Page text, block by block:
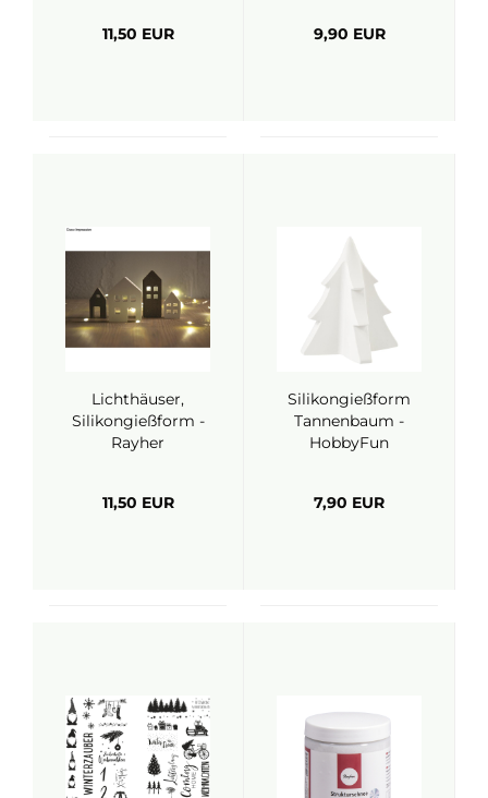
11,50 EUR 9,90 EUR
Lichthäuser,
Silikongießform -
Rayher
11,50 EUR
Silikongießform
Tannenbaum -
HobbyFun
7,90 EUR